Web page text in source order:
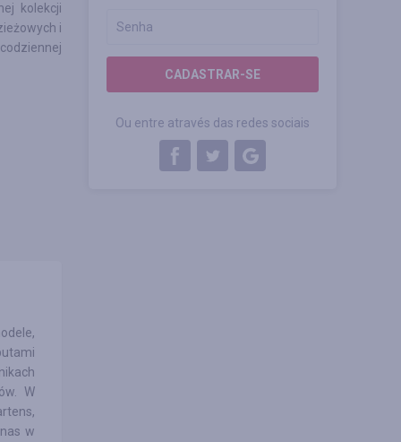
CADASTRAR-SE
Ou entre através das redes sociais
kolekcji
i
W
w